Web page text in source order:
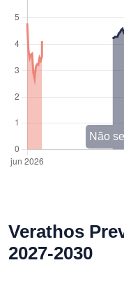
Não
Verathos
2027-2030